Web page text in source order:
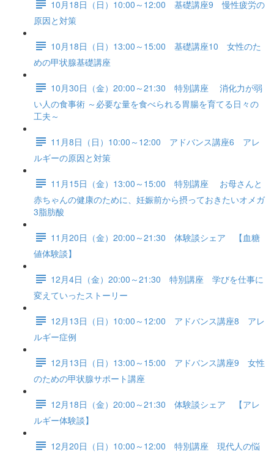
10月18日（日）10:00～12:00 基礎講座9 慢性疲労の
原因と対策
10月18日（日）13:00～15:00 基礎講座10 女性のた
めの甲状腺基礎講座
10月30日（金）20:00～21:30 特別講座 消化力が弱
い人の食事術 ～必要な量を食べられる胃腸を育てる日々の
工夫～
11月8日（日）10:00～12:00 アドバンス講座6 アレ
ルギーの原因と対策
11月15日（金）13:00～15:00 特別講座 お母さんと
赤ちゃんの健康のために、妊娠前から摂っておきたいオメガ
3脂肪酸
11月20日（金）20:00～21:30 体験談シェア 【血糖
値体験談】
12月4日（金）20:00～21:30 特別講座 学びを仕事に
変えていったストーリー
12月13日（日）10:00～12:00 アドバンス講座8 アレ
ルギー症例
12月13日（日）13:00～15:00 アドバンス講座9 女性
のための甲状腺サポート講座
12月18日（金）20:00～21:30 体験談シェア 【アレ
ルギー体験談】
12月20日（日）10:00～12:00 特別講座 現代人の悩